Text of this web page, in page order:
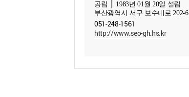
공립 │ 1983년 01월 20일 설립
부산광역시 서구 보수대로 202-6
051-248-1561
http://www.seo-gh.hs.kr